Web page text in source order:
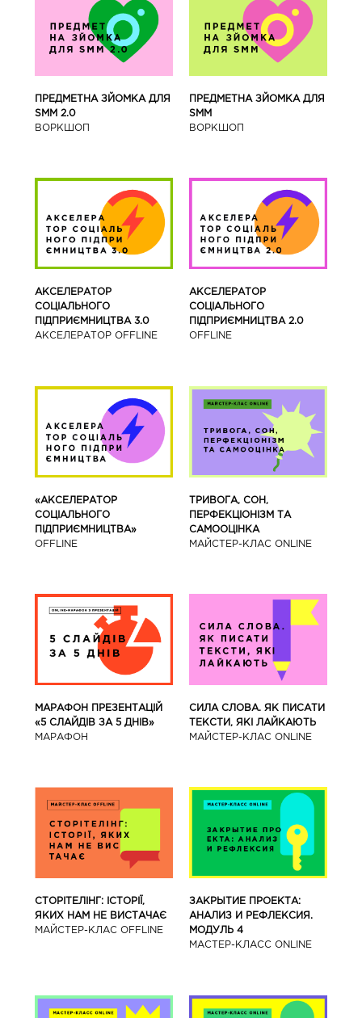
ПРЕДМЕТНА ЗЙОМКА ДЛЯ
SMM 2.0
ВОРКШОП
ПРЕДМЕТНА ЗЙОМКА ДЛЯ
SMM
ВОРКШОП
АКСЕЛЕРАТОР
СОЦІАЛЬНОГО
ПІДПРИЄМНИЦТВА 3.0
АКСЕЛЕРАТОР OFFLINE
АКСЕЛЕРАТОР
СОЦІАЛЬНОГО
ПІДПРИЄМНИЦТВА 2.0
OFFLINE
«АКСЕЛЕРАТОР
СОЦІАЛЬНОГО
ПІДПРИЄМНИЦТВА»
OFFLINE
ТРИВОГА, СОН,
ПЕРФЕКЦІОНІЗМ ТА
САМООЦІНКА
МАЙСТЕР-КЛАС ONLINE
МАРАФОН ПРЕЗЕНТАЦІЙ
«5 СЛАЙДІВ ЗА 5 ДНІВ»
МАРАФОН
СИЛА СЛОВА. ЯК ПИСАТИ
ТЕКСТИ, ЯКІ ЛАЙКАЮТЬ
МАЙСТЕР-КЛАС ONLINE
СТОРІТЕЛІНГ: ІСТОРІЇ,
ЯКИХ НАМ НЕ ВИСТАЧАЄ
МАЙСТЕР-КЛАС OFFLINE
ЗАКРЫТИЕ ПРОЕКТА:
АНАЛИЗ И РЕФЛЕКСИЯ.
МОДУЛЬ 4
МАСТЕР-КЛАСС ONLINE